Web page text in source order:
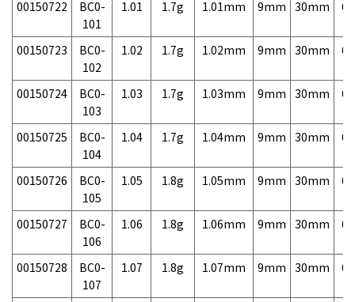
00150722
BC0-
101
1.01 1.7g 1.01mm 9mm 30mm
00150723
BC0-
102
1.02 1.7g 1.02mm 9mm 30mm
00150724
BC0-
103
1.03 1.7g 1.03mm 9mm 30mm
00150725
BC0-
104
1.04 1.7g 1.04mm 9mm 30mm
00150726
BC0-
105
1.05 1.8g 1.05mm 9mm 30mm
00150727
BC0-
106
1.06 1.8g 1.06mm 9mm 30mm
00150728
BC0-
107
1.07 1.8g 1.07mm 9mm 30mm